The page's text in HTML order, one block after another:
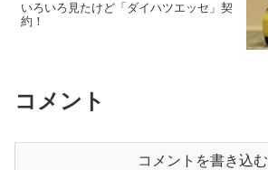
いろいろ見たけど「ダイハツエッセ」契
約！
コメント
コメントを書き込む